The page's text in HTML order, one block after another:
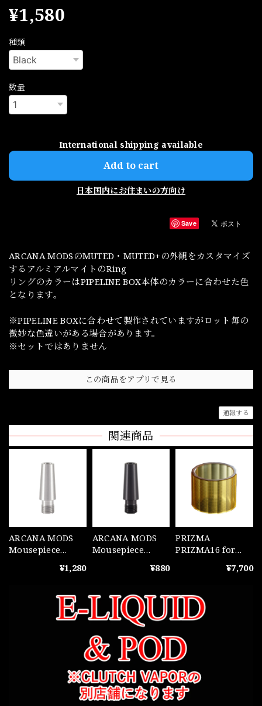
¥1,580
種類
数量
International shipping available
Add to cart
日本国内にお住まいの方向け
Save
ARCANA MODSのMUTED・MUTED+の外観をカスタマイズ
するアルミアルマイトのRing
リングのカラーはPIPELINE BOX本体のカラーに合わせた色
となります。
※PIPELINE BOXに合わせて製作されていますがロット毎の
微妙な色違いがある場合があります。
※セットではありません
この商品をアプリで見る
通報する
関連商品
ARCANA MODS
Mousepiece
¥1,280
ARCANA MODS
Mousepiece
¥880
PRIZMA
PRIZMA16 for
¥7,700